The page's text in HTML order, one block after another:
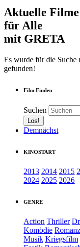
Aktuelle Filme
für Alle
mit GRETA
Es wurde für die
gefunden!
Film Finden
Suchen
Demnächst
KINOSTART
2013 2014 2015
2024 2025 2026
GENRE
Action Thriller
Komödie
Musik Kriegsfilm